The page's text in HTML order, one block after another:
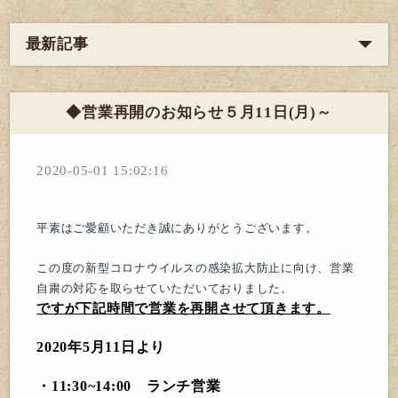
最新記事
◆営業再開のお知らせ５月11日(月)～
2020-05-01 15:02:16
平素はご愛顧いただき誠にありがとうございます。
この度の新型コロナウイルスの感染拡大防止に向け、営業
自粛の対応を取らせていただいておりました。
ですが下記時間で営業を再開させて頂きます。
2020年5月11日より
・11:30~14:00 ランチ営業